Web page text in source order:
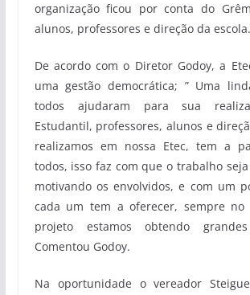
organização ficou por conta do
alunos, professores e direção da escola.
De acordo com o Diretor Godoy, a
uma gestão democrática; ” Uma
todos ajudaram para sua
Estudantil, professores, alunos e
realizamos em nossa Etec, tem a
todos, isso faz com que o trabalho
motivando os envolvidos, e com um
cada um tem a oferecer, sempre no
projeto estamos obtendo grandes
Comentou Godoy.
Na oportunidade o vereador Steigue